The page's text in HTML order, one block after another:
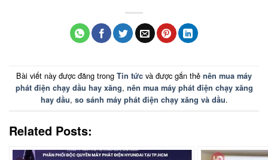
Bài viết này được đăng trong Tin tức và được gắn thẻ nên mua máy
phát điện chạy dầu hay xăng, nên mua máy phát điện chạy xăng
hay dầu, so sánh máy phát điện chạy xăng và dầu.
Related Posts: